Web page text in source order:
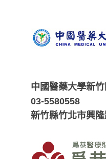
中國醫藥大學新
03-5580558
新竹縣竹北市興